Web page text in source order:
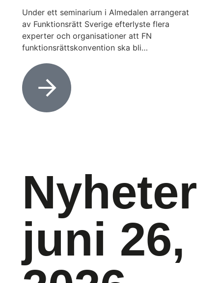
Under ett seminarium i Almedalen arrangerat
av Funktionsrätt Sverige efterlyste flera
experter och organisationer att FN
funktionsrättskonvention ska bli…
Nyheter
juni 26,